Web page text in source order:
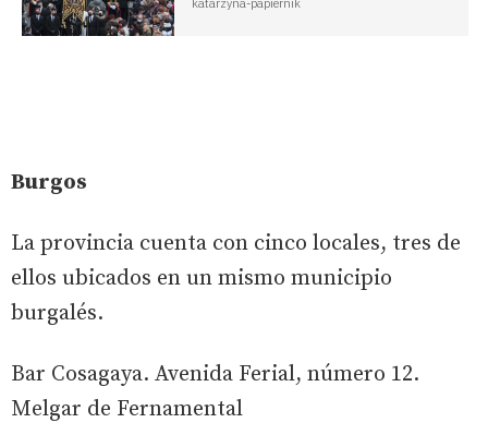
katarzyna-papiernik
Burgos
La provincia cuenta con cinco locales, tres de
ellos ubicados en un mismo municipio
burgalés.
Bar Cosagaya. Avenida Ferial, número 12.
Melgar de Fernamental